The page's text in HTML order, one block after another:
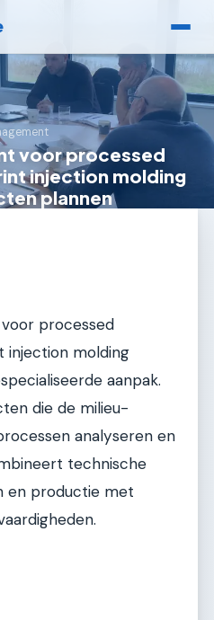
voor processed
injection molding
plannen
processed
injection molding
aanpak.
die de milieu-
analyseren en
technische
en productie met